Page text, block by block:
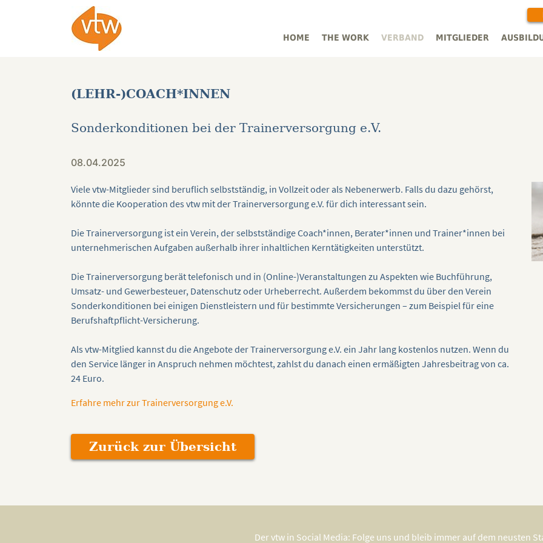
HOME THE WORK VERBAND MITGLIEDER
(LEHR-)COACH*INNEN
Sonderkonditionen bei der Trainerversorgung e.V.
08.04.2025
Viele vtw-Mitglieder sind beruflich selbstständig, in Vollzeit oder als Nebenerwerb. Falls du dazu gehörst,
könnte die Kooperation des vtw mit der Trainerversorgung e.V. für dich interessant sein.
Die Trainerversorgung ist ein Verein, der selbstständige Coach*innen, Berater*innen und Trainer*innen bei
unternehmerischen Aufgaben außerhalb ihrer inhaltlichen Kerntätigkeiten unterstützt.
Die Trainerversorgung berät telefonisch und in (Online-)Veranstaltungen zu Aspekten wie Buchführung,
Umsatz- und Gewerbesteuer, Datenschutz oder Urheberrecht. Außerdem bekommst du über den Verein
Sonderkonditionen bei einigen Dienstleistern und für bestimmte Versicherungen – zum Beispiel für eine
Berufshaftpflicht-Versicherung.
Als vtw-Mitglied kannst du die Angebote der Trainerversorgung e.V. ein Jahr lang kostenlos nutzen. Wenn du
den Service länger in Anspruch nehmen möchtest, zahlst du danach einen ermäßigten Jahresbeitrag von ca.
24 Euro.
Erfahre mehr zur Trainerversorgung e.V.
Zurück zur Übersicht
Der vtw in Social Media: Folge uns und bleib immer auf dem neusten